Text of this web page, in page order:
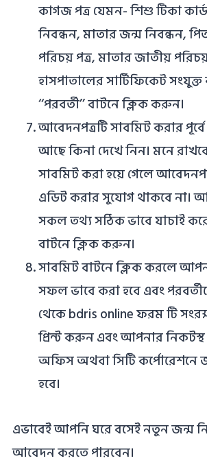
কাগজ পত্র যেমন- শিশু টিকা
নিবন্ধন, মাতার জন্ম নিবন্ধন,
পরিচয় পত্র, মাতার জাতীয়
হাসপাতালের সার্টিফিকেট
‘‘পরবর্তী’’ বাটনে ক্লিক করুন।
আবেদনপত্রটি সাবমিট করার
আছে কিনা দেখে নিন। মনে
সাবমিট করা হয়ে গেলে
এডিট করার সুযোগ থাকবে না।
সকল তথ্য সঠিক ভাবে যাচাই করে
বাটনে ক্লিক করুন।
সাবমিট বাটনে ক্লিক করলে
সফল ভাবে করা হবে এবং
থেকে bdris online ফরম টি
প্রিন্ট করুন এবং আপনার
অফিস অথবা সিটি কর্পোরেশনে
হবে।
এভাবেই আপনি ঘরে বসেই নতুন জন্ম
আবেদন করতে পারবেন।